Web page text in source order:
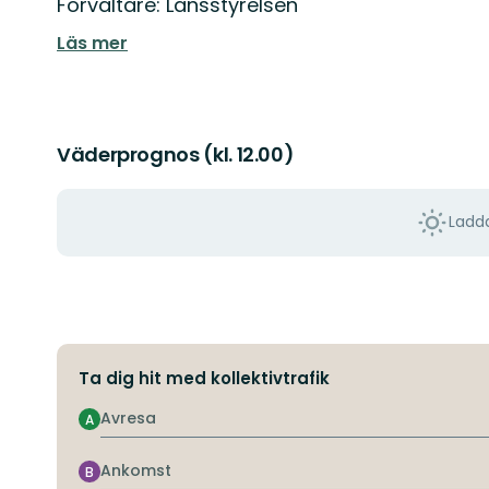
Läs mer
Väderprognos (kl. 12.00)
Ta dig hit med kollektivtrafik
Avresa
A
Ankomst
B